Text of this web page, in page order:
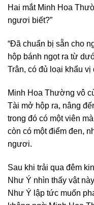
Hai mắt Minh Hoa
ngươi biết?”
“Đã chuẩn bị sẵn cho
hộp bánh ngọt ra từ
Trân, có đủ loại khẩu
Minh Hoa Thường vô
Tài mở hộp ra, nâng
trong đó có một viên
còn có một điểm đen,
ngươi.
Sau khi trải qua đêm
Như Ý nhìn thấy vật
Như Ý lập tức muốn